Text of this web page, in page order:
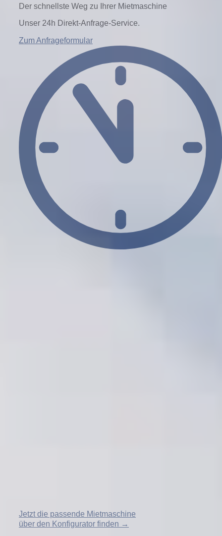
Büro- & Arbeitscontainer
Der schnellste Weg zu Ihrer Mietmaschine
Unser 24h Direkt-Anfrage-Service.
Zum Anfrageformular
Jetzt die passende Mietmaschine
über den Konfigurator finden →